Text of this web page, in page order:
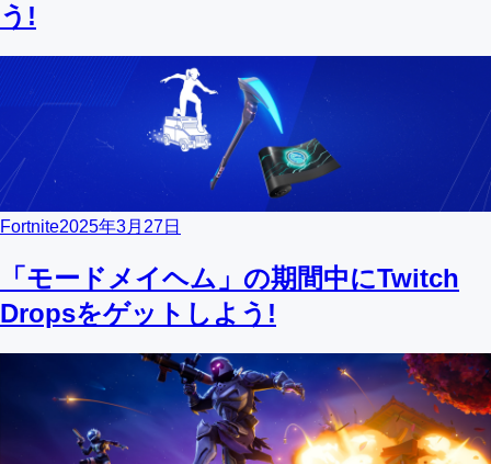
う!
Fortnite2025年3月27日
「モードメイヘム」の期間中にTwitch
Dropsをゲットしよう!